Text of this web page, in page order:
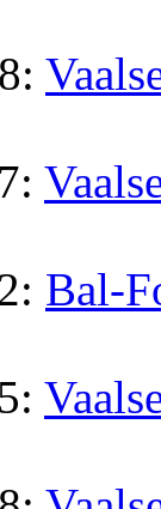
Bal-